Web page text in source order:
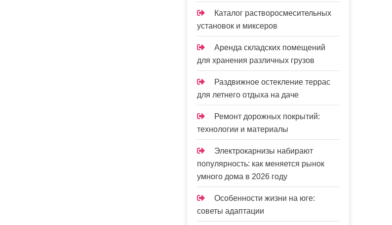
Каталог растворосмесительных
установок и миксеров
Аренда складских помещений
для хранения различных грузов
Раздвижное остекление террас
для летнего отдыха на даче
Ремонт дорожных покрытий:
технологии и материалы
Электрокарнизы набирают
популярность: как меняется рынок
умного дома в 2026 году
Особенности жизни на юге:
советы адаптации